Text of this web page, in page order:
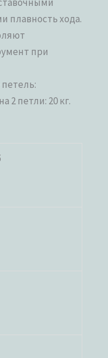
плавность хода.
при
2 петли: 20 кг.